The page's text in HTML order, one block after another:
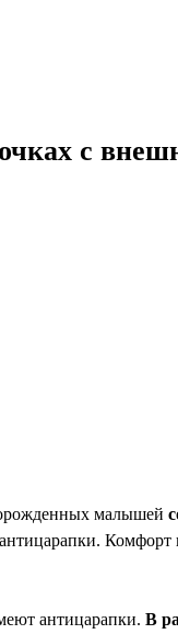
с
малышей
Комфорт
антицарапки. В